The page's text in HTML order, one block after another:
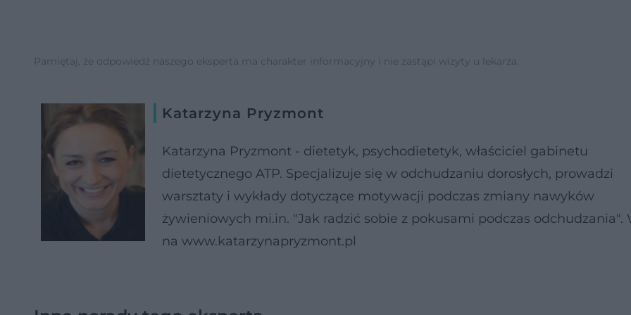
Pamiętaj, że odpowiedź naszego eksperta ma charakter informacyjny i nie zastąpi wizyty u lekarza.
Katarzyna Pryzmont
Katarzyna Pryzmont - dietetyk, psychodietetyk, właściciel gabinetu
dietetycznego ATP. Specjalizuje się w odchudzaniu dorosłych, prowadzi
warsztaty i wykłady dotyczące motywacji podczas zmiany nawyków
żywieniowych mi.in. "Jak radzić sobie z pokusami podczas odchudzania".
na www.katarzynapryzmont.pl